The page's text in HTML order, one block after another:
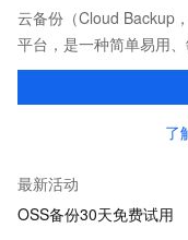
云备份（Cloud Backup
平台，是一种简单易用
务，可以为阿里云及本
灾保护以及策略化归档
了
最新活动
OSS备份30天免费试用